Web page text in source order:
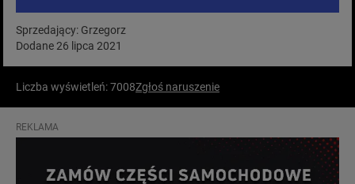
Sprzedający: Grzegorz
Dodane 26 lipca 2021
Liczba wyświetleń: 7008Zgłoś naruszenie
REKLAMA